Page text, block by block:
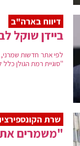
דיווח בארה"ב
ביידן שוקל
לפי אתר חדשות
"סוגיית רמת הגולן
שרת
"משמרים את